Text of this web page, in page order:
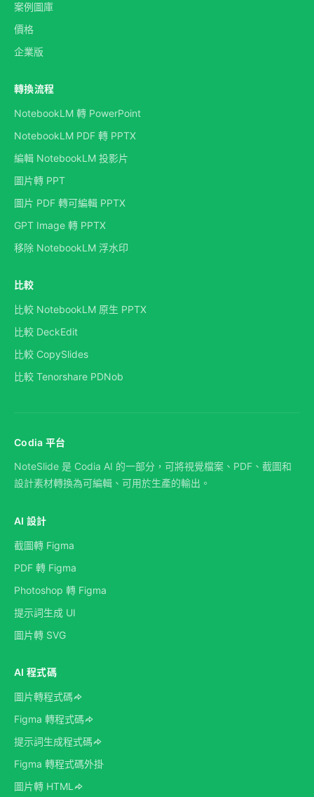
案例圖庫
價格
企業版
轉換流程
NotebookLM 轉 PowerPoint
NotebookLM PDF 轉 PPTX
編輯 NotebookLM 投影片
圖片轉 PPT
圖片 PDF 轉可編輯 PPTX
GPT Image 轉 PPTX
移除 NotebookLM 浮水印
比較
比較 NotebookLM 原生 PPTX
比較 DeckEdit
比較 CopySlides
比較 Tenorshare PDNob
Codia 平台
NoteSlide 是 Codia AI 的一部分，可將視覺檔案、PDF、截圖和
設計素材轉換為可編輯、可用於生產的輸出。
AI 設計
截圖轉 Figma
PDF 轉 Figma
Photoshop 轉 Figma
提示詞生成 UI
圖片轉 SVG
AI 程式碼
圖片轉程式碼
Figma 轉程式碼
提示詞生成程式碼
Figma 轉程式碼外掛
圖片轉 HTML